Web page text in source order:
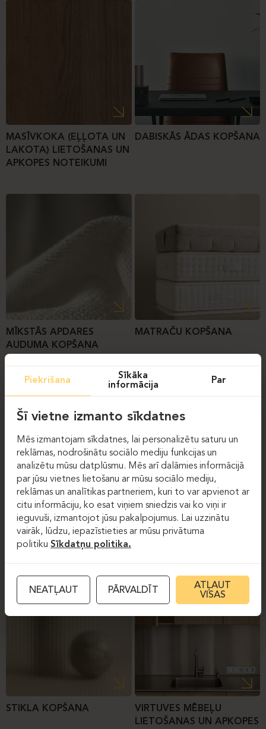
MASĪVKOKA (EĻĻOTA UN
LAKOTA) LIETOŠANAS UN
APKOPES NOTEIKUMI
DABISKĀS ĀDAS KOPŠANA
MĪKSTĀS APDARES
AUDUMA KOPŠANA
MATRAČU KOPŠANA
AR MELAMĪNU PĀRKLĀTU
MĒBEĻU VIRSMU
KOPŠANA
PLASTMASAS DETAĻU
KOPŠANA
STIKLA KOPŠANA
VIRTUVES MĒBEĻU
LIETOŠANAS UN APKOPES
Piekrišana
Sīkāka
informācija
Par
Šī vietne izmanto sīkdatnes
Mēs izmantojam sīkdatnes, lai personalizētu saturu un
reklāmas, nodrošinātu sociālo mediju funkcijas un
analizētu mūsu datplūsmu. Mēs arī dalāmies informācijā
par jūsu vietnes lietošanu ar mūsu sociālo mediju,
reklāmas un analītikas partneriem, kuri to var apvienot ar
citu informāciju, ko esat viņiem sniedzis vai ko viņi ir
ieguvuši, izmantojot jūsu pakalpojumus. Lai uzzinātu
vairāk, lūdzu, iepazīstieties ar mūsu privātuma
politiku Sīkdatņu politika.
NEATĻAUT PĀRVALDĪT
ATĻAUT
VISAS